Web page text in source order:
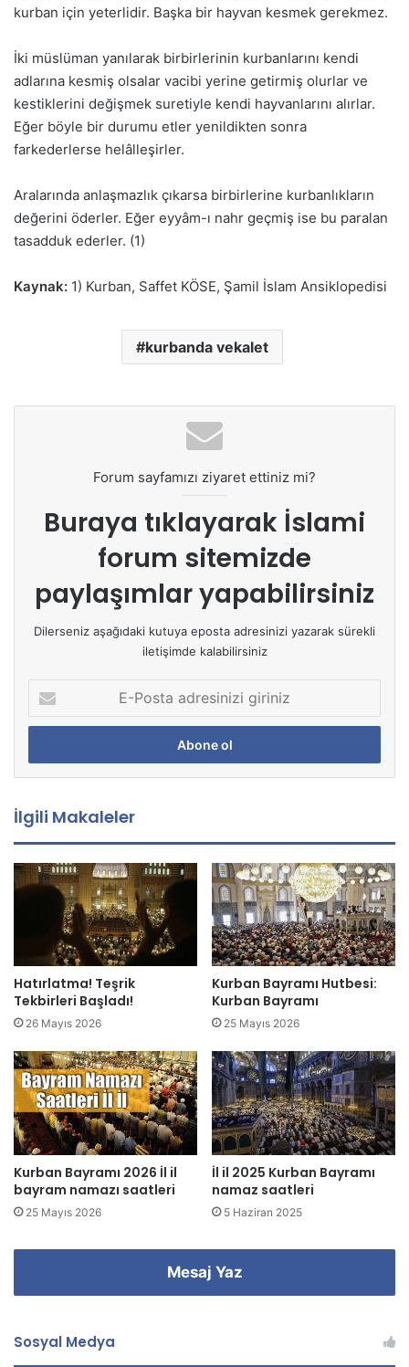
kurban için yeterlidir. Başka bir hayvan kesmek gerekmez.
İki müslüman yanılarak birbirlerinin kurbanlarını kendi
adlarına kesmiş olsalar vacibi yerine getirmiş olurlar ve
kestiklerini değişmek suretiyle kendi hayvanlarını alırlar.
Eğer böyle bir durumu etler yenildikten sonra
farkederlerse helâlleşirler.
Aralarında anlaşmazlık çıkarsa birbirlerine kurbanlıkların
değerini öderler. Eğer eyyâm-ı nahr geçmiş ise bu paralan
tasadduk ederler. (1)
Kaynak: 1) Kurban, Saffet KÖSE, Şamil İslam Ansiklopedisi
kurbanda vekalet
Forum sayfamızı ziyaret ettiniz mi?
Buraya tıklayarak İslami
forum sitemizde
paylaşımlar yapabilirsiniz
Dilerseniz aşağıdaki kutuya eposta adresinizi yazarak sürekli
iletişimde kalabilirsiniz
P
s
a
d
r
e
z
r
i
n
i
z
İlgili Makaleler
Hatırlatma! Teşrik
Tekbirleri Başladı!
26 Mayıs 2026
Kurban Bayramı Hutbesi:
Kurban Bayramı
25 Mayıs 2026
Kurban Bayramı 2026 İl il
bayram namazı saatleri
25 Mayıs 2026
İl il 2025 Kurban Bayramı
namaz saatleri
5 Haziran 2025
Mesaj Yaz
Sosyal Medya